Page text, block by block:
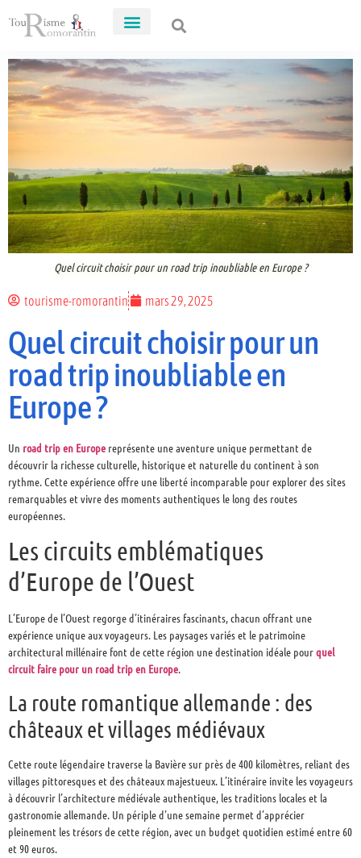
Quel circuit choisir pour un road trip inoubliable en Europe ?
tourisme-romorantin mars 29, 2025
Quel circuit choisir pour un
road trip inoubliable en
Europe ?
Un road trip en Europe représente une aventure unique permettant de
découvrir la richesse culturelle, historique et naturelle du continent à son
rythme. Cette expérience offre une liberté incomparable pour explorer des sites
remarquables et vivre des moments authentiques le long des routes
européennes.
Les circuits emblématiques
d’Europe de l’Ouest
L’Europe de l’Ouest regorge d’itinéraires fascinants, chacun offrant une
expérience unique aux voyageurs. Les paysages variés et le patrimoine
architectural millénaire font de cette région une destination idéale pourquel
circuit faire pour un road trip en Europe.
La route romantique allemande : des
châteaux et villages médiévaux
Cette route légendaire traverse la Bavière sur près de 400 kilomètres, reliant des
villages pittoresques et des châteaux majestueux. L’itinéraire invite les voyageurs
à découvrir l’architecture médiévale authentique, les traditions locales et la
gastronomie allemande. Un périple d’une semaine permet d’apprécier
pleinement les trésors de cette région, avec un budget quotidien estimé entre 60
et 90 euros.